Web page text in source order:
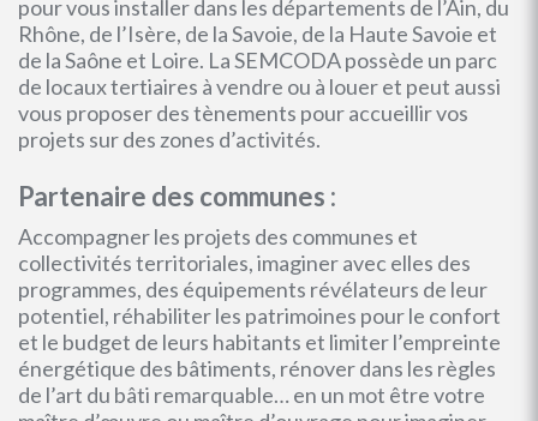
pour vous installer dans les départements de l’Ain, du
Rhône, de l’Isère, de la Savoie, de la Haute Savoie et
de la Saône et Loire. La SEMCODA possède un parc
de locaux tertiaires à vendre ou à louer et peut aussi
vous proposer des tènements pour accueillir vos
projets sur des zones d’activités.
Partenaire des communes :
Accompagner les projets des communes et
collectivités territoriales, imaginer avec elles des
programmes, des équipements révélateurs de leur
potentiel, réhabiliter les patrimoines pour le confort
et le budget de leurs habitants et limiter l’empreinte
énergétique des bâtiments, rénover dans les règles
de l’art du bâti remarquable… en un mot être votre